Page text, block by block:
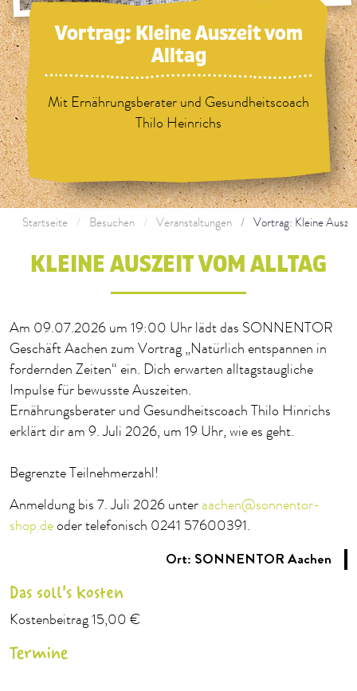
Vortrag: Kleine Auszeit vom
Alltag
Mit Ernährungsberater und Gesundheitscoach
Thilo Heinrichs
Startseite Besuchen Veranstaltungen Vortrag: Kleine
KLEINE AUSZEIT VOM ALLTAG
Am 09.07.2026 um 19:00 Uhr lädt das SONNENTOR
Geschäft Aachen zum Vortrag „Natürlich entspannen in
fordernden Zeiten“ ein. Dich erwarten alltagstaugliche
Impulse für bewusste Auszeiten.
Ernährungsberater und Gesundheitscoach Thilo Hinrichs
erklärt dir am 9. Juli 2026, um 19 Uhr, wie es geht.
Begrenzte Teilnehmerzahl!
Anmeldung bis 7. Juli 2026 unteraachen@sonnentor-
shop.deoder telefonisch 0241 57600391.
Ort: SONNENTOR Aachen
Das soll's kosten
Kostenbeitrag 15,00 €
Termine